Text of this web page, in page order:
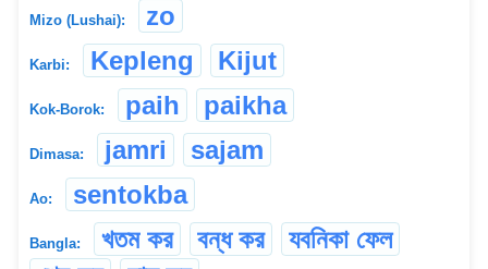
Mizo (Lushai): zo
Karbi: Kepleng Kijut
Kok-Borok: paih paikha
Dimasa: jamri sajam
Ao: sentokba
Bangla: খতম কর বন্ধ কর
যবনিকা ফেল